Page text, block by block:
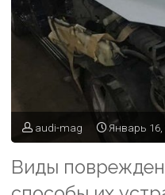
audi-mag Январь 16,
Виды